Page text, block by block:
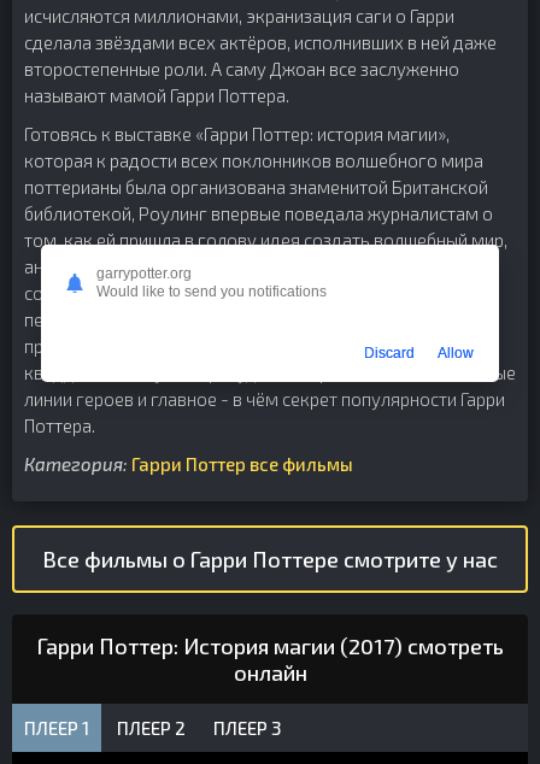
исчисляются миллионами, экранизация саги о Гарри
сделала звёздами всех актёров, исполнивших в ней даже
второстепенные роли. А саму Джоан все заслуженно
называют мамой Гарри Поттера.
Готовясь к выставке «Гарри Поттер: история магии»,
которая к радости всех поклонников волшебного мира
поттерианы была организована знаменитой Британской
библиотекой, Роулинг впервые поведала журналистам о
том, как ей пришла в голову идея создать волшебный мир,
аналогов которому до сих пор не было ни у одного
современного писателя. Зрители узнают о том, у кого из
персонажей были реальные прототипы, как писательнице
пришла в голову мысль изобрести новый вид спорта –
квиддич, почему так причудливо переплетаются сюжетные
линии героев и главное - в чём секрет популярности Гарри
Поттера.
Категория: Гарри Поттер все фильмы
Все фильмы о Гарри Поттере смотрите у нас
Гарри Поттер: История магии (2017) смотреть
онлайн
ПЛЕЕР 1 ПЛЕЕР 2 ПЛЕЕР 3
garrypotter.org
Would like to send you notifications
Discard Allow